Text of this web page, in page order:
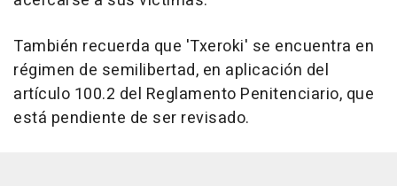
También recuerda que 'Txeroki' se encuentra en
régimen de semilibertad, en aplicación del
artículo 100.2 del Reglamento Penitenciario, que
está pendiente de ser revisado.